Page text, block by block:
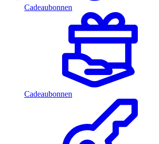
Cadeaubonnen
Cadeaubonnen